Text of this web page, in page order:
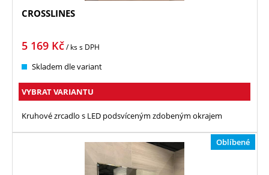
CROSSLINES
5 169 Kč/ kss DPH
Skladem dle variant
VYBRAT VARIANTU
Kruhové zrcadlo s LED podsvíceným zdobeným okrajem
Oblíbené